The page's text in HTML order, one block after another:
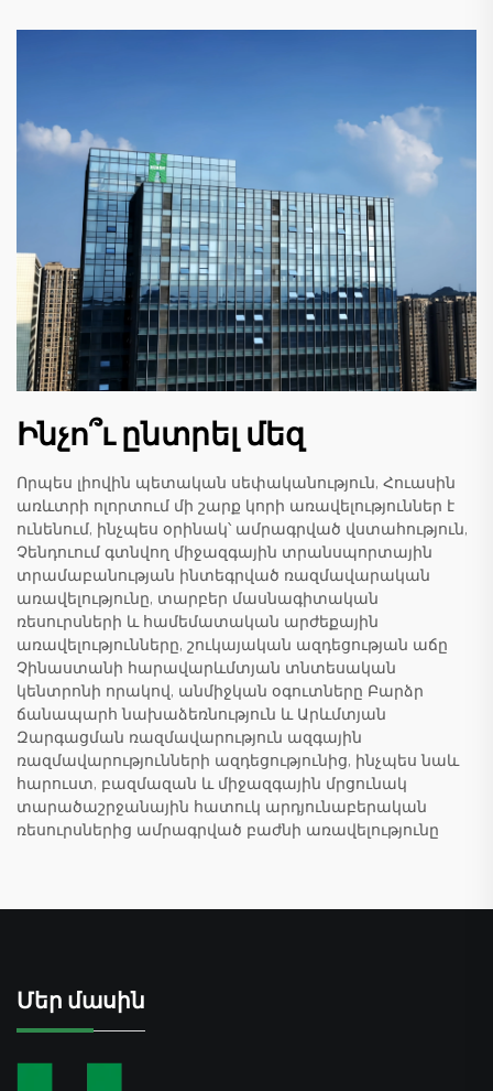
Ինչո՞ւ ընտրել մեզ
Որպես լիովին պետական սեփականություն, Հուասին
առևտրի ոլորտում մի շարք կորի առավելություններ է
ունենում, ինչպես օրինակ՝ ամրագրված վստահություն,
Չենդուում գտնվող միջազգային տրանսպորտային
տրամաբանության ինտեգրված ռազմավարական
առավելությունը, տարբեր մասնագիտական
ռեսուրսների և համեմատական արժեքային
առավելությունները, շուկայական ազդեցության աճը
Չինաստանի հարավարևմտյան տնտեսական
կենտրոնի որակով, անմիջկան օգուտները Բարձր
ճանապարհ նախաձեռնություն և Արևմտյան
Զարգացման ռազմավարություն ազգային
ռազմավարությունների ազդեցությունից, ինչպես նաև
հարուստ, բազմազան և միջազգային մրցունակ
տարածաշրջանային հատուկ արդյունաբերական
ռեսուրսներից ամրագրված բաժնի առավելությունը
Մեր մասին